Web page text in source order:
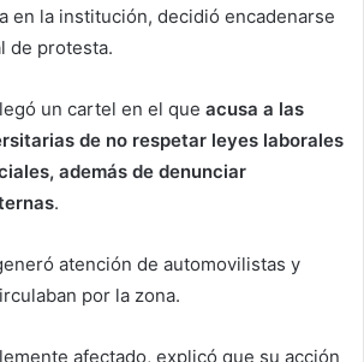
en la institución, decidió encadenarse
de protesta.
un cartel en el que acusa a las
de no respetar leyes laborales
además de denunciar
.
atención de automovilistas y
por la zona.
afectado, explicó que su acción